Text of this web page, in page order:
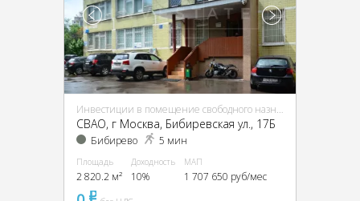
Инвестиции в помещение свободного назначения (ПСН)
CВАО, г Москва, Бибиревская ул., 17Б
Бибирево 5 мин
Площадь
2 820.2 м²
Доходность
10%
МАП
1 707 650 руб/мес
pуб